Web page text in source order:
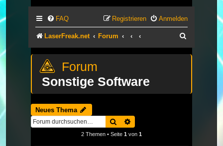
FAQ Anmelden
Registrieren
LaserFreak.net Forum
Sonstige Software
Neues Thema
Suche
2 Themen • Seite 1 von 1